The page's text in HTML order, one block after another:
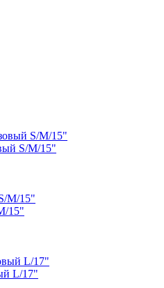
S/M/15"
15"
L/17"